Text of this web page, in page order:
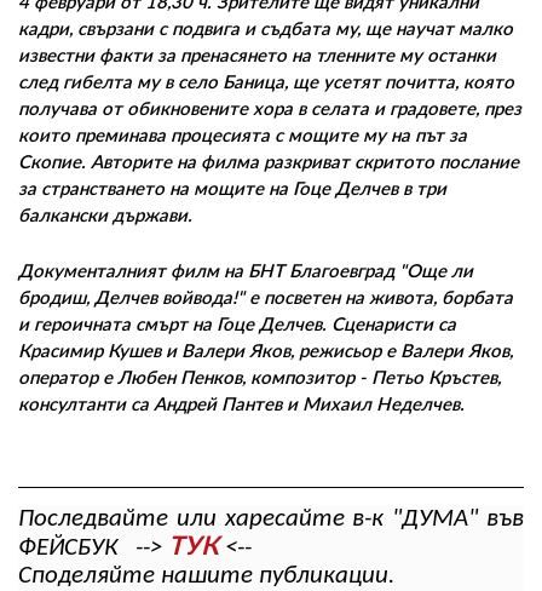
кадри, свързани с подвига и съдбата му, ще научат малко
известни факти за пренасянето на тленните му останки
след гибелта му в село Баница, ще усетят почитта, която
получава от обикновените хора в селата и градовете, през
които преминава процесията с мощите му на път за
Скопие. Авторите на филма разкриват скритото послание
за странстването на мощите на Гоце Делчев в три
балкански държави.
Документалният филм на БНТ Благоевград "Още ли
бродиш, Делчев войвода!" е посветен на живота, борбата
и героичната смърт на Гоце Делчев. Сценаристи са
Красимир Кушев и Валери Яков, режисьор е Валери Яков,
оператор е Любен Пенков, композитор - Петьо Кръстев,
консултанти са Андрей Пантев и Михаил Неделчев.
Последвайте или харесайте в-к "ДУМА" във
ФЕЙСБУК --> ТУК<--
Споделяйте нашите публикации.